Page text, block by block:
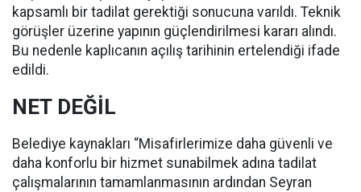
kapsamlı bir tadilat gerektiği sonucuna varıldı. Teknik
görüşler üzerine yapının güçlendirilmesi kararı alındı.
Bu nedenle kaplıcanın açılış tarihinin ertelendiği ifade
edildi.
NET DEĞİL
Belediye kaynakları “Misafirlerimize daha güvenli ve
daha konforlu bir hizmet sunabilmek adına tadilat
çalışmalarının tamamlanmasının ardından Seyran